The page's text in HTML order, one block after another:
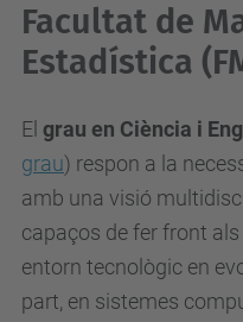
Facultat de
Estadística
El grau en Ciència i
grau) respon a la
amb una visió
capaços de fer front
entorn tecnològic en
part, en sistemes